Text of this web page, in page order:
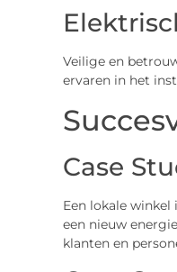
Veilige en
ervaren in het
Case
Een lokale
een nieuw
klanten en